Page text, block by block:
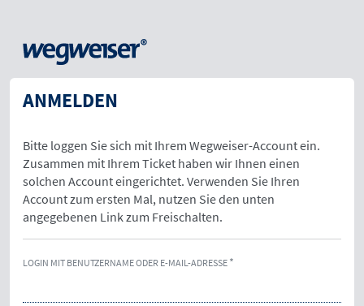
ANMELDEN
Bitte loggen Sie sich mit Ihrem Wegweiser-Account ein.
Zusammen mit Ihrem Ticket haben wir Ihnen einen
solchen Account eingerichtet. Verwenden Sie Ihren
Account zum ersten Mal, nutzen Sie den unten
angegebenen Link zum Freischalten.
LOGIN MIT BENUTZERNAME ODER E-MAIL-ADRESSE